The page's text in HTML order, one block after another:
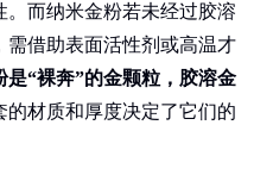
。而纳米金粉若未经过胶溶
借助表面活性剂或高温才
是“裸奔”的金颗粒，胶溶金
的材质和厚度决定了它们的